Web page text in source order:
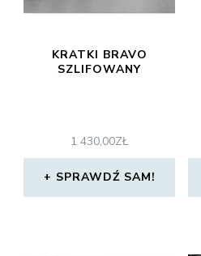
KRATKI BRAVO
SZLIFOWANY
1 430,00ZŁ
SPRAWDŹ SAM!